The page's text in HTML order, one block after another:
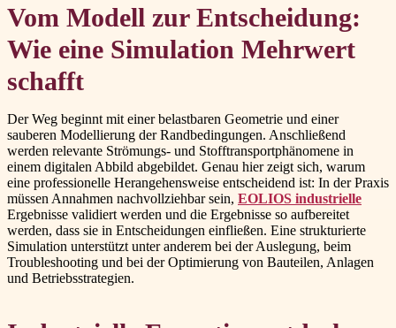
Vom Modell zur Entscheidung:
Wie eine Simulation Mehrwert
schafft
Der Weg beginnt mit einer belastbaren Geometrie und einer
sauberen Modellierung der Randbedingungen. Anschließend
werden relevante Strömungs- und Stofftransportphänomene in
einem digitalen Abbild abgebildet. Genau hier zeigt sich, warum
eine professionelle Herangehensweise entscheidend ist: In der Praxis
müssen Annahmen nachvollziehbar sein, EOLIOS industrielle
Ergebnisse validiert werden und die Ergebnisse so aufbereitet
werden, dass sie in Entscheidungen einfließen. Eine strukturierte
Simulation unterstützt unter anderem bei der Auslegung, beim
Troubleshooting und bei der Optimierung von Bauteilen, Anlagen
und Betriebsstrategien.